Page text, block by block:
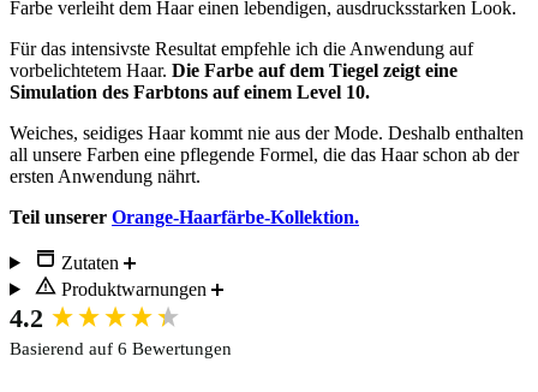
Farbe verleiht dem Haar einen lebendigen, ausdrucksstarken Look.
Für das intensivste Resultat empfehle ich die Anwendung auf
vorbelichtetem Haar. Die Farbe auf dem Tiegel zeigt eine
Simulation des Farbtons auf einem Level 10.
Weiches, seidiges Haar kommt nie aus der Mode. Deshalb enthalten
all unsere Farben eine pflegende Formel, die das Haar schon ab der
ersten Anwendung nährt.
Teil unserer Orange-Haarfärbe-Kollektion.
Zutaten
Produktwarnungen
4.2
Basierend auf 6 Bewertungen
New content loaded